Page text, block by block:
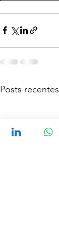
Posts recentes